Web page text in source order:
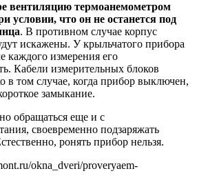
вентиляцию термоанемометром
условии, что он не останется под
. В противном случае корпус
искажены. У крыльчатого прибора
каждого измерения его
Кабели измерительных блоков
в том случае, когда прибор выключен,
замыкание.
обращаться еще и с
своевременно подзаряжать
ронять прибор нельзя.
okna_dveri/proveryaem-